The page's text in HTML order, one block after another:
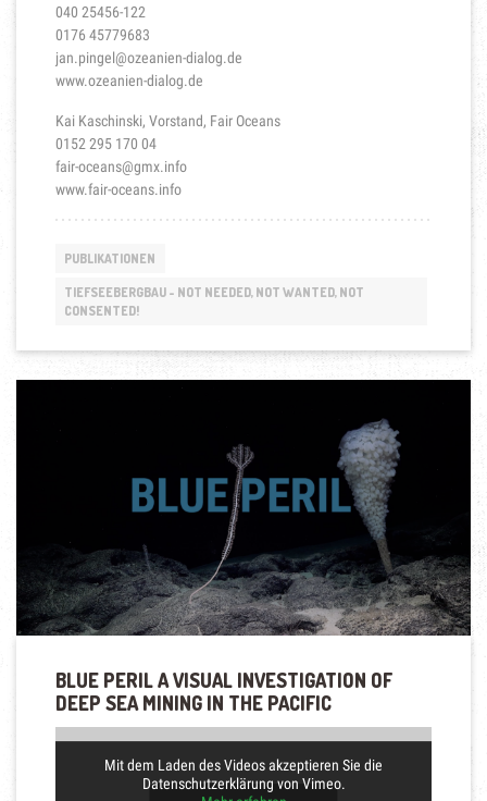
040 25456-122
0176 45779683
jan.pingel@ozeanien-dialog.de
www.ozeanien-dialog.de
Kai Kaschinski, Vorstand, Fair Oceans
0152 295 170 04
fair-oceans@gmx.info
www.fair-oceans.info
PUBLIKATIONEN
TIEFSEEBERGBAU - NOT NEEDED, NOT WANTED, NOT
CONSENTED!
BLUE PERIL A VISUAL INVESTIGATION OF
DEEP SEA MINING IN THE PACIFIC
Mit dem Laden des Videos akzeptieren Sie die
Datenschutzerklärung von Vimeo.